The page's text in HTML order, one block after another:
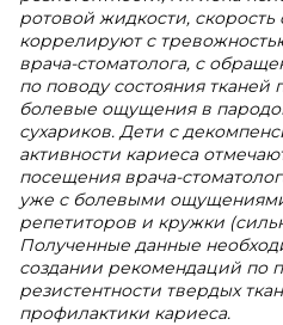
ротовой жидкости,
коррелируют с
врача-стоматолога, с
по поводу состояния тканей
болевые ощущения в
сухариков. Дети с
активности кариеса
посещения врача-
уже с болевыми
репетиторов и кружки
Полученные данные
создании рекомендаций по
резистентности твердых
профилактики кариеса.